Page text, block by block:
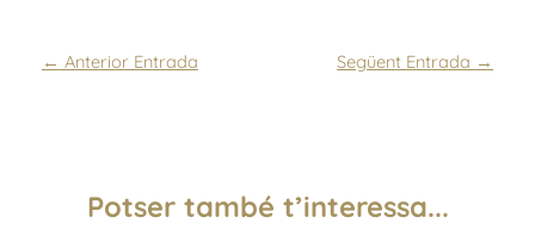
← Anterior Entrada Següent Entrada →
Potser també t’interessa...